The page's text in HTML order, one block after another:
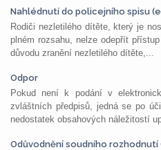
Nahlédnutí do policejního spisu
Rodiči nezletilého dítěte, který je
plném rozsahu, nelze odepřít
důvodu zranění nezletilého dítěte,...
Odpor
Pokud není k podání v
zvláštních předpisů, jedná se po
nedostatek obsahových náležitostí
Odůvodnění soudního